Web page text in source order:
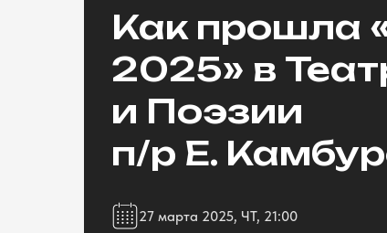
Как прошла
2025» в
и Поэзии
п/р Е.
27 марта 2025, ЧТ, 21:00